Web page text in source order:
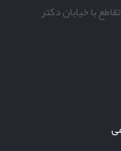
با خیابان دکتر